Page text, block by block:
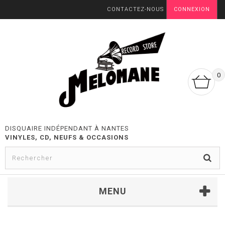
CONNEXION
CONTACTEZ-NOUS
0
DISQUAIRE INDÉPENDANT À NANTES
VINYLES, CD, NEUFS & OCCASIONS
MENU